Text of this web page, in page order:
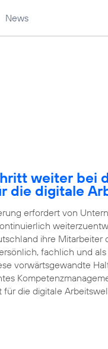
News
weiter bei
die digitale
erfordert von
ihre Mitarbeiter
fachlich und als
vorwärtsgewandte
die digitale